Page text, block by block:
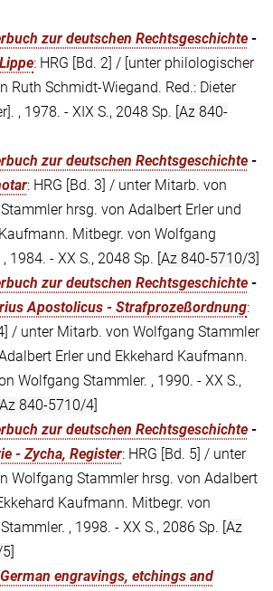
zur deutschen Rechtsgeschichte -
: HRG [Bd. 2] / [unter philologischer
Ruth Schmidt-Wiegand. Red.: Dieter
, 1978. - XIX S., 2048 Sp. [Az 840-
zur deutschen Rechtsgeschichte -
: HRG [Bd. 3] / unter Mitarb. von
hrsg. von Adalbert Erler und
Mitbegr. von Wolfgang
1984. - XX S., 2048 Sp. [Az 840-5710/3]
zur deutschen Rechtsgeschichte -
Apostolicus - Strafprozeßordnung:
/ unter Mitarb. von Wolfgang Stammler
Erler und Ekkehard Kaufmann.
Wolfgang Stammler. , 1990. - XX S.,
[Az 840-5710/4]
zur deutschen Rechtsgeschichte -
- Zycha, Register: HRG [Bd. 5] / unter
Wolfgang Stammler hrsg. von Adalbert
Kaufmann. Mitbegr. von
, 1998. - XX S., 2086 Sp. [Az
engravings, etchings and